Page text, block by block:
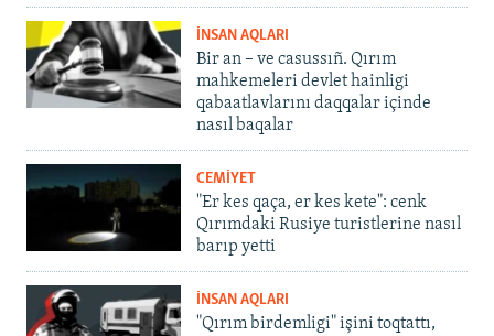
İNSAN AQLARI
Bir an – ve casussıñ. Qırım
mahkemeleri devlet hainligi
qabaatlavlarını daqqalar içinde
nasıl baqalar
CEMİYET
"Er kes qaça, er kes kete": cenk
Qırımdaki Rusiye turistlerine nasıl
barıp yetti
İNSAN AQLARI
"Qırım birdemligi" işini toqtattı,